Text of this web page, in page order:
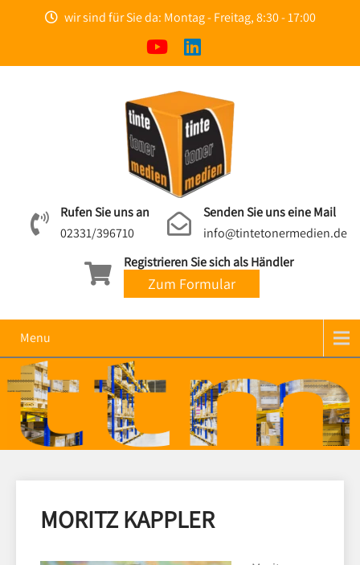
wir sind für Sie da: Montag - Freitag, 8:30 - 17:00
Rufen Sie uns an
02331/396710
Senden Sie uns eine Mail
info@tintetonermedien.de
Registrieren Sie sich als Händler
Zum Formular
Menu
MORITZ KAPPLER